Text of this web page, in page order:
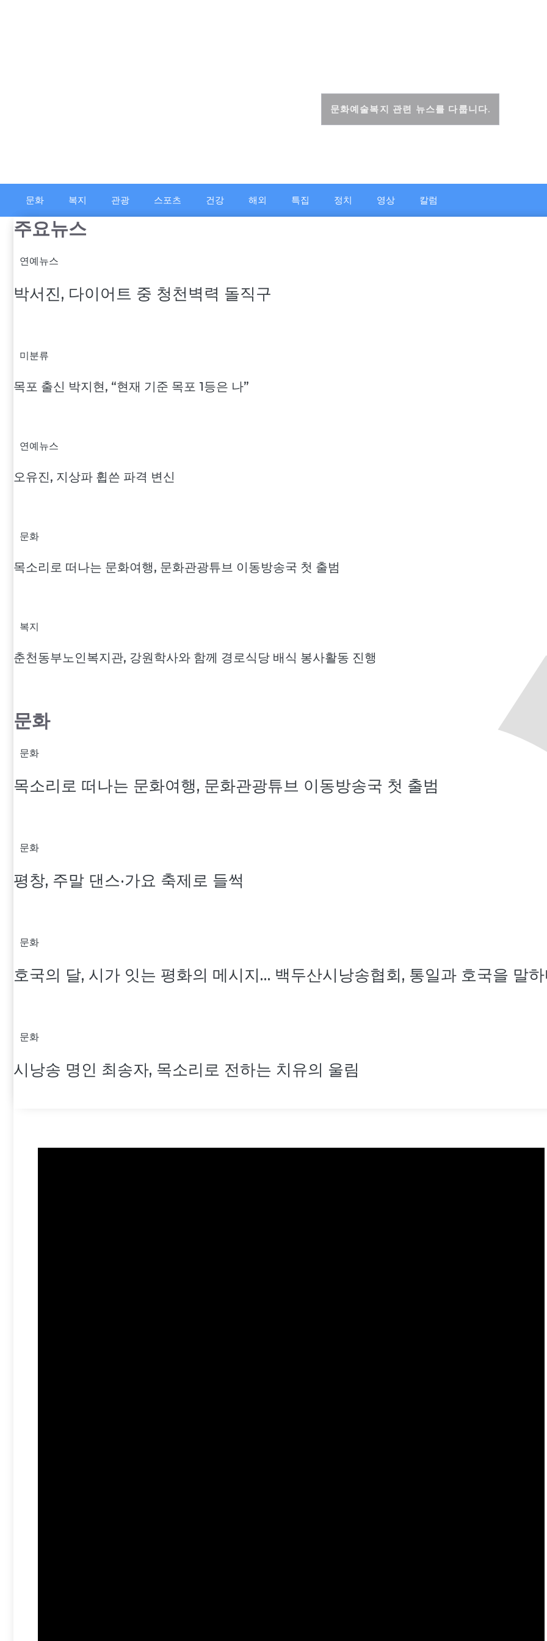
문화예술복지 관련 뉴스를 다룹니다.
문화 복지 관광 스포츠 건강 해외 특집 정치 영상 칼럼
주요뉴스
연예뉴스
박서진, 다이어트 중 청천벽력 돌직구
미분류
목포 출신 박지현, “현재 기준 목포 1등은 나”
연예뉴스
오유진, 지상파 휩쓴 파격 변신
문화
목소리로 떠나는 문화여행, 문화관광튜브 이동방송국 첫 출범
복지
춘천동부노인복지관, 강원학사와 함께 경로식당 배식 봉사활동 진행
문화
문화
목소리로 떠나는 문화여행, 문화관광튜브 이동방송국 첫 출범
문화
평창, 주말 댄스·가요 축제로 들썩
문화
호국의 달, 시가 잇는 평화의 메시지… 백두산시낭송협회, 통일과 호국을 말
문화
시낭송 명인 최송자, 목소리로 전하는 치유의 울림